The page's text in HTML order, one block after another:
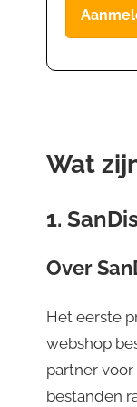
Wat
1.
Over
Het eerste
webshop
partner
bestanden